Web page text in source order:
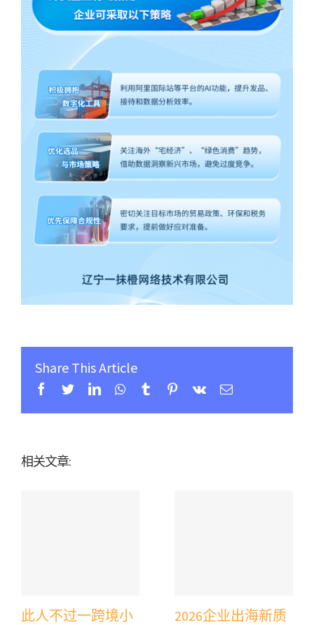
Share This Article
Facebook
TwitterLinkedinWhatsapp
TumblrPinterest
Vk Email
相关文章:
此人不过一跨境小
2026企业出海新质